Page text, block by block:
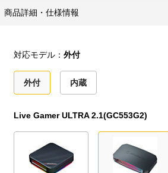
商品詳細・仕様情報
対応モデル：外付
外付 内蔵
Live Gamer ULTRA 2.1(GC553G2)